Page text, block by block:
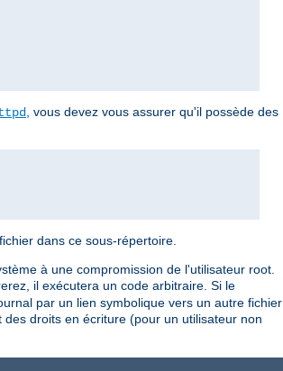
, vous devez vous assurer qu'il possède des
dans ce sous-répertoire.
à une compromission de l'utilisateur root.
il exécutera un code arbitraire. Si le
par un lien symbolique vers un autre fichier
droits en écriture (pour un utilisateur non